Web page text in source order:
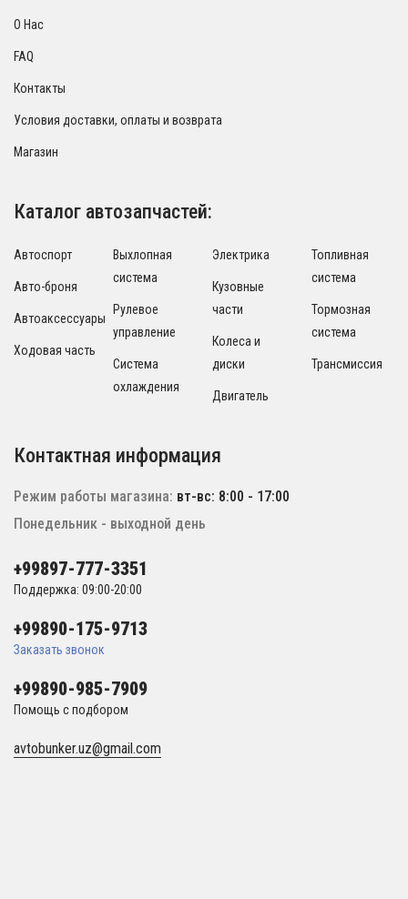
О Нас
FAQ
Контакты
Условия доставки, оплаты и возврата
Магазин
Каталог автозапчастей:
Автоспорт
Авто-броня
Автоаксессуары
Ходовая часть
Выхлопная
система
Рулевое
управление
Система
охлаждения
Электрика
Кузовные
части
Колеса и
диски
Двигатель
Топливная
система
Тормозная
система
Трансмиссия
Контактная информация
Режим работы магазина: вт-вс: 8:00 - 17:00
Понедельник - выходной день
+99897-777-3351
Поддержка: 09:00-20:00
+99890-175-9713
Заказать звонок
+99890-985-7909
Помощь с подбором
avtobunker.uz@gmail.com